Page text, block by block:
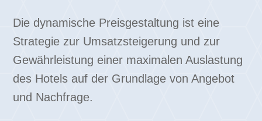
Die dynamische Preisgestaltung ist eine
Strategie zur Umsatzsteigerung und zur
Gewährleistung einer maximalen Auslastung
des Hotels auf der Grundlage von Angebot
und Nachfrage.